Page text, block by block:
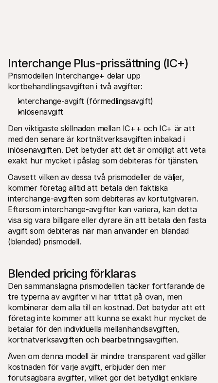
Interchange Plus-prissättning (IC+)
Prismodellen Interchange+ delar upp
kortbehandlingsavgiften i två avgifter:
Interchange-avgift (förmedlingsavgift)
Inlösenavgift
Den viktigaste skillnaden mellan IC++ och IC+ är att
med den senare är kortnätverksavgiften inbakad i
inlösenavgiften. Det betyder att det är omöjligt att veta
exakt hur mycket i påslag som debiteras för tjänsten.
Oavsett vilken av dessa två prismodeller de väljer,
kommer företag alltid att betala den faktiska
interchange-avgiften som debiteras av kortutgivaren.
Eftersom interchange-avgifter kan variera, kan detta
visa sig vara billigare eller dyrare än att betala den fasta
avgift som debiteras när man använder en blandad
(blended) prismodell.
Blended pricing förklaras
Den sammanslagna prismodellen täcker fortfarande de
tre typerna av avgifter vi har tittat på ovan, men
kombinerar dem alla till en kostnad. Det betyder att ett
företag inte kommer att kunna se exakt hur mycket de
betalar för den individuella mellanhandsavgiften,
kortnätverksavgiften och bearbetningsavgiften.
Även om denna modell är mindre transparent vad gäller
kostnaden för varje avgift, erbjuder den mer
förutsägbara avgifter, vilket gör det betydligt enklare